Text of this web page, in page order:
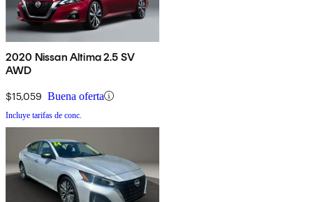
2020 Nissan Altima 2.5 SV
AWD
$15,059 Buena oferta
Incluye tarifas de conc.